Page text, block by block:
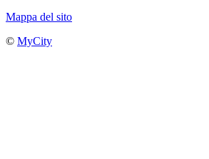
Mappa del sito
© MyCity